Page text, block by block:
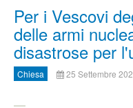
Per i Vescovi
delle armi
disastrose per
Chiesa 25 Settembre